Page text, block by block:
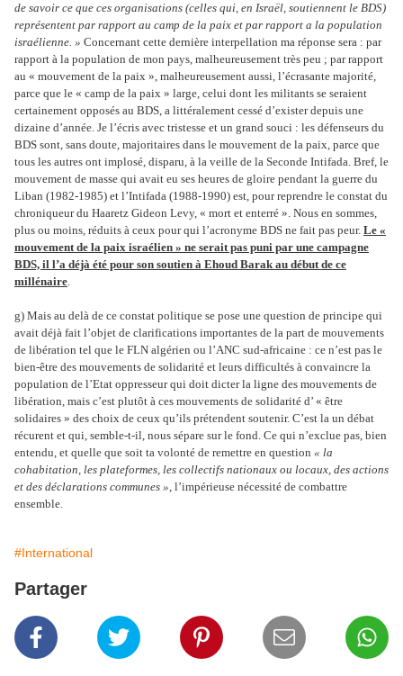
de savoir ce que ces organisations (celles qui, en Israël, soutiennent le BDS)
représentent par rapport au camp de la paix et par rapport a la population
israélienne. » Concernant cette dernière interpellation ma réponse sera : par
rapport à la population de mon pays, malheureusement très peu ; par rapport
au « mouvement de la paix », malheureusement aussi, l’écrasante majorité,
parce que le « camp de la paix » large, celui dont les militants se seraient
certainement opposés au BDS, a littéralement cessé d’exister depuis une
dizaine d’année. Je l’écris avec tristesse et un grand souci : les défenseurs du
BDS sont, sans doute, majoritaires dans le mouvement de la paix, parce que
tous les autres ont implosé, disparu, à la veille de la Seconde Intifada. Bref, le
mouvement de masse qui avait eu ses heures de gloire pendant la guerre du
Liban (1982-1985) et l’Intifada (1988-1990) est, pour reprendre le constat du
chroniqueur du Haaretz Gideon Levy, « mort et enterré ». Nous en sommes,
plus ou moins, réduits à ceux pour qui l’acronyme BDS ne fait pas peur. Le «
mouvement de la paix israélien » ne serait pas puni par une campagne
BDS, il l’a déjà été pour son soutien à Ehoud Barak au début de ce
millénaire.
g) Mais au delà de ce constat politique se pose une question de principe qui
avait déjà fait l’objet de clarifications importantes de la part de mouvements
de libération tel que le FLN algérien ou l’ANC sud-africaine : ce n’est pas le
bien-être des mouvements de solidarité et leurs difficultés à convaincre la
population de l’Etat oppresseur qui doit dicter la ligne des mouvements de
libération, mais c’est plutôt à ces mouvements de solidarité d’ « être
solidaires » des choix de ceux qu’ils prétendent soutenir. C’est la un débat
récurent et qui, semble-t-il, nous sépare sur le fond. Ce qui n’exclue pas, bien
entendu, et quelle que soit ta volonté de remettre en question « la
cohabitation, les plateformes, les collectifs nationaux ou locaux, des actions
et des déclarations communes », l’impérieuse nécessité de combattre
ensemble.
#International
Partager